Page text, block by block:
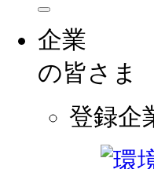
企業
の皆さま
登録企